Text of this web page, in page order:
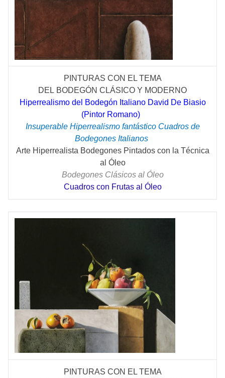
PINTURAS CON EL TEMA
DEL BODEGÓN CLÁSICO Y MODERNO
Hiperrealismo del Bodegón Italiano David De Biasio
(Pintor Romano)
Insuperable Hiperrealismo fantástico Cuadros de
Bodegones Italianos
Arte Hiperrealista Bodegones Pintados con la Técnica
al Óleo
Bodegones Clásicos al Óleo
Cuadros con Frutas al Óleo
PINTURAS CON EL TEMA